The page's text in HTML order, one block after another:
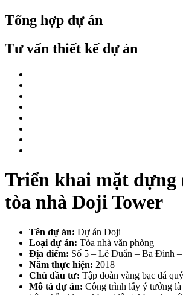
Tổng hợp dự án
Tư vấn thiết kế dự án
Triển khai mặt dựng
tòa nhà Doji Tower
Tên dự án: Dự án Doji
Loại dự án: Tòa nhà văn phòng
Địa điểm: Số 5 – Lê Duẩn – Ba Đình
Năm thực hiện: 2018
Chủ đầu tư: Tập đoàn vàng bạc đá
Mô tả dự án: Công trình lấy ý tưởng